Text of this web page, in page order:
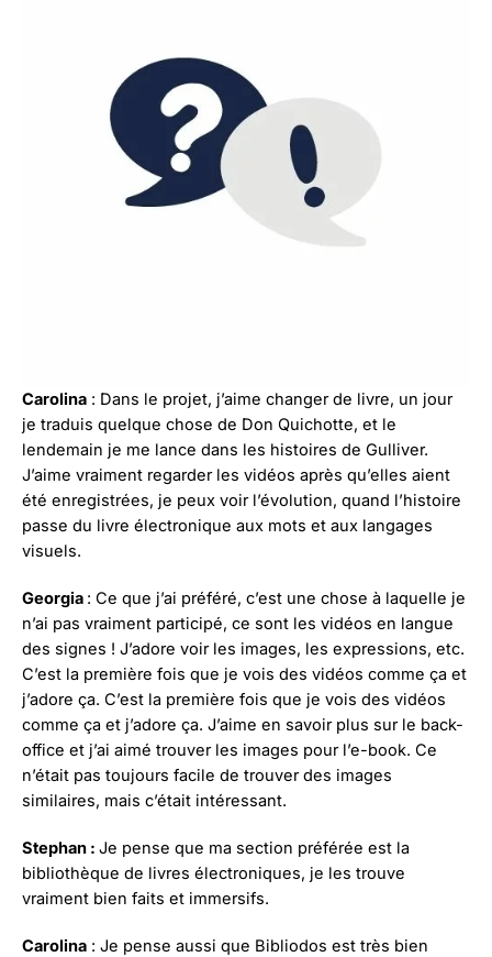
Carolina : Dans le projet, j’aime changer de livre, un jour
je traduis quelque chose de Don Quichotte, et le
lendemain je me lance dans les histoires de Gulliver.
J’aime vraiment regarder les vidéos après qu’elles aient
été enregistrées, je peux voir l’évolution, quand l’histoire
passe du livre électronique aux mots et aux langages
visuels.
Georgia : Ce que j’ai préféré, c’est une chose à laquelle je
n’ai pas vraiment participé, ce sont les vidéos en langue
des signes ! J’adore voir les images, les expressions, etc.
C’est la première fois que je vois des vidéos comme ça et
j’adore ça. C’est la première fois que je vois des vidéos
comme ça et j’adore ça. J’aime en savoir plus sur le back-
office et j’ai aimé trouver les images pour l’e-book. Ce
n’était pas toujours facile de trouver des images
similaires, mais c’était intéressant.
Stephan : Je pense que ma section préférée est la
bibliothèque de livres électroniques, je les trouve
vraiment bien faits et immersifs.
Carolina : Je pense aussi que Bibliodos est très bien